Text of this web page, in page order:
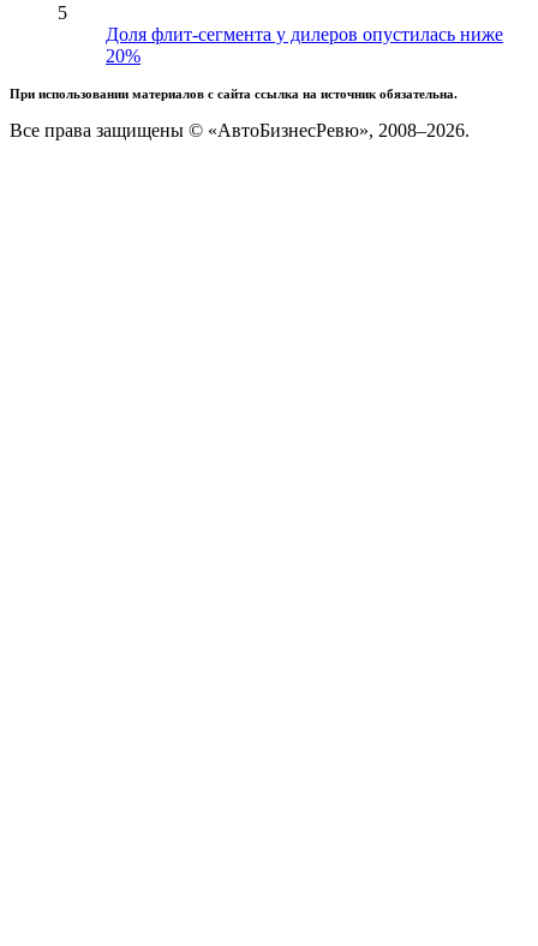
5
Доля флит-сегмента у дилеров опустилась ниже
20%
При использовании материалов с сайта ссылка на источник обязательна.
Все права защищены © «АвтоБизнесРевю», 2008–2026.